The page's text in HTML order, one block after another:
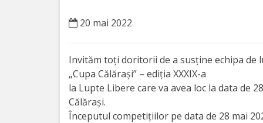
Personalități
Regulamente
înfrățite
20 mai 2022
Invităm toţi doritorii de a susţine echipa
„Cupa Călăraşi” – ediţia XXXIX-a
la Lupte Libere care va avea loc la data de
Călăraşi.
Începutul competiţiilor pe data de 28 mai